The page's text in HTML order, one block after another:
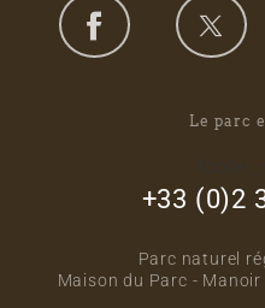
Le parc
+33 (0)2
Parc naturel
Maison du Parc -